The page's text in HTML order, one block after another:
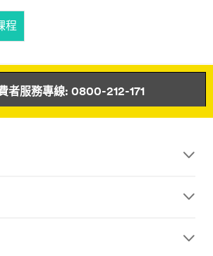
程
者服務專線: 0800-212-171